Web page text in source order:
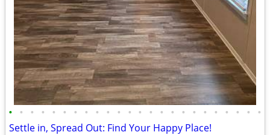
• • • • • • • • • • • • • • • • • • • • • • • •
Settle in, Spread Out: Find Your Happy Place!